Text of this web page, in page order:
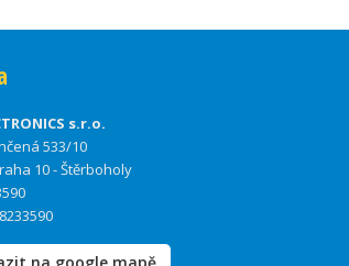
s.r.o.
533/10
10 - Štěrboholy
na google mapě